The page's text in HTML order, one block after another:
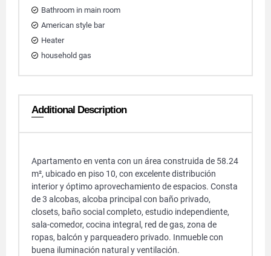
Bathroom in main room
American style bar
Heater
household gas
Additional Description
Apartamento en venta con un área construida de 58.24
m², ubicado en piso 10, con excelente distribución
interior y óptimo aprovechamiento de espacios. Consta
de 3 alcobas, alcoba principal con baño privado,
closets, baño social completo, estudio independiente,
sala-comedor, cocina integral, red de gas, zona de
ropas, balcón y parqueadero privado. Inmueble con
buena iluminación natural y ventilación.